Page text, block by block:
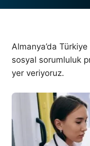
Almanya’da
sosyal sorumluluk
yer veriyoruz.